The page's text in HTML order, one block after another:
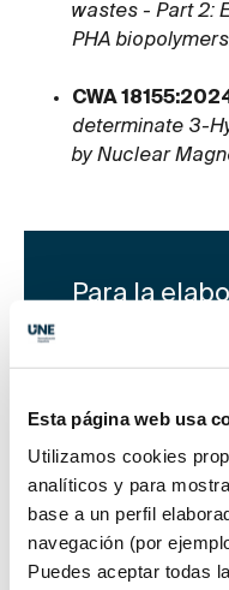
Esta página web usa
Utilizamos cookies
analíticos y para
base a un perfil
navegación (por
Puedes aceptar todas
wastes - Part 2:
PHA
CWA
determinate 3-
by Nuclear
Para la
se ha
para debatir
actividades
que desde
necesarias